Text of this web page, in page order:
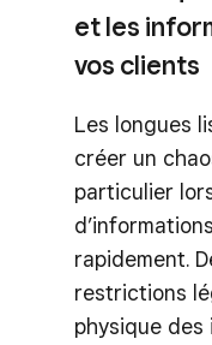
et les
vos clients
Les longues
créer un
particulier
rapidement.
restrictions
physique